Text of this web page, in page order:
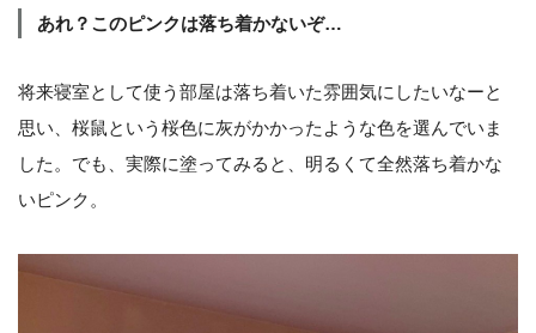
あれ？このピンクは落ち着かないぞ…
将来寝室として使う部屋は落ち着いた雰囲気にしたいなーと
思い、桜鼠という桜色に灰がかかったような色を選んでいま
した。でも、実際に塗ってみると、明るくて全然落ち着かな
いピンク。